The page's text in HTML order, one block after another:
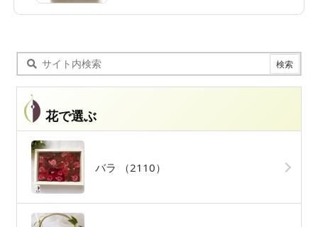
花で選ぶ
バラ （2110）